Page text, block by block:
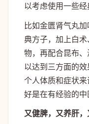
以考虑使用一些经
比如金匮肾气丸
典方子，加上白
物，再配合昆布
以达到三方面的
个人体质和症状
好是在有经验的中
又健脾，又养肝